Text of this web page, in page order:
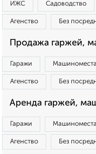
ИЖС Садоводство
Агенство Без
Продажа гаржей,
Гаражи
Агенство Без
Аренда гаржей,
Гаражи
Агенство Без